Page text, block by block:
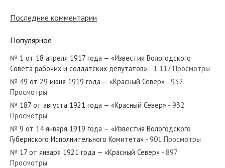
«Красный Север»
№ 222 от сентября 1968 года —
№ 90 от апреля 1967 года —
«Красный Север»
Последние комментарии
Популярное
№ 1 от 18 апреля 1917 года — «Известия Вологодского
Совета рабочих и солдатских депутатов» - 1 117 Просмотры
№ 49 от 29 июня 1919 года — «Красный Север» - 932
Просмотры
№ 187 от августа 1921 года — «Красный Север» - 932
Просмотры
№ 9 от 14 января 1919 года — «Известия Вологодского
Губернского Исполнительного Комитета» - 901 Просмотры
№ 17 от января 1921 года — «Красный Север» - 897
Просмотры